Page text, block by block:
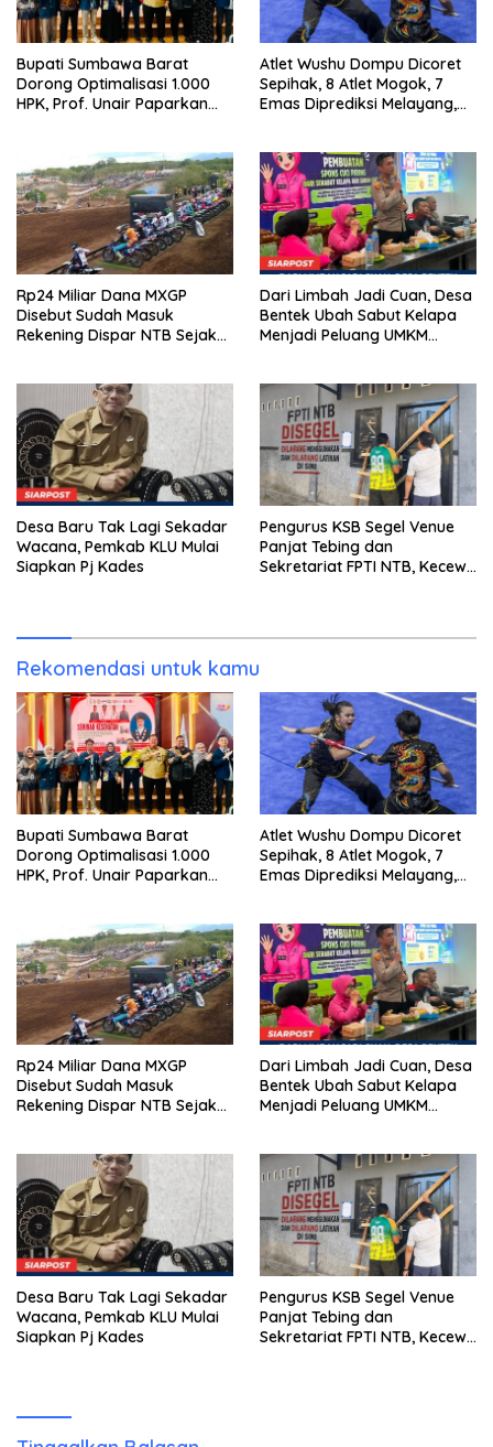
Bupati Sumbawa Barat
Dorong Optimalisasi 1.000
HPK, Prof. Unair Paparkan
Atlet Wushu Dompu Dicoret
Sepihak, 8 Atlet Mogok, 7
Emas Diprediksi Melayang,
Rp24 Miliar Dana MXGP
Disebut Sudah Masuk
Rekening Dispar NTB Sejak
Dari Limbah Jadi Cuan, Desa
Bentek Ubah Sabut Kelapa
Menjadi Peluang UMKM
Desa Baru Tak Lagi Sekadar
Wacana, Pemkab KLU Mulai
Siapkan Pj Kades
Pengurus KSB Segel Venue
Panjat Tebing dan
Sekretariat FPTI NTB, Kecewa
Rekomendasi untuk kamu
Bupati Sumbawa Barat
Dorong Optimalisasi 1.000
HPK, Prof. Unair Paparkan
Atlet Wushu Dompu Dicoret
Sepihak, 8 Atlet Mogok, 7
Emas Diprediksi Melayang,
Rp24 Miliar Dana MXGP
Disebut Sudah Masuk
Rekening Dispar NTB Sejak
Dari Limbah Jadi Cuan, Desa
Bentek Ubah Sabut Kelapa
Menjadi Peluang UMKM
Desa Baru Tak Lagi Sekadar
Wacana, Pemkab KLU Mulai
Siapkan Pj Kades
Pengurus KSB Segel Venue
Panjat Tebing dan
Sekretariat FPTI NTB, Kecewa